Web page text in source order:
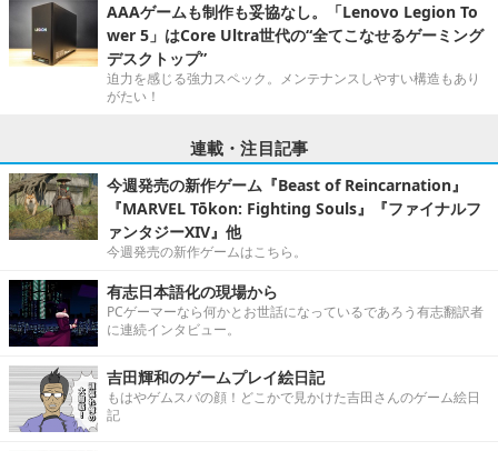
AAAゲームも制作も妥協なし。「Lenovo Legion To
wer 5」はCore Ultra世代の“全てこなせるゲーミング
デスクトップ”
迫力を感じる強力スペック。メンテナンスしやすい構造もあり
がたい！
連載・注目記事
今週発売の新作ゲーム『Beast of Reincarnation』
『MARVEL Tōkon: Fighting Souls』『ファイナルフ
ァンタジーXIV』他
今週発売の新作ゲームはこちら。
有志日本語化の現場から
PCゲーマーなら何かとお世話になっているであろう有志翻訳者
に連続インタビュー。
吉田輝和のゲームプレイ絵日記
もはやゲムスパの顔！どこかで見かけた吉田さんのゲーム絵日
記